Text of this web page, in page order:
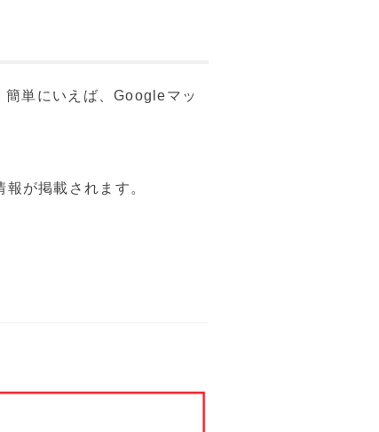
単にいえば、Googleマッ
が掲載されます。